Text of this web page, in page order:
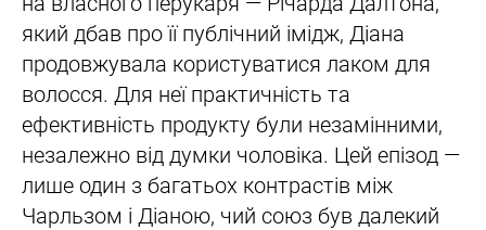
який дбав про її публічний імідж, Діана
продовжувала користуватися лаком для
волосся. Для неї практичність та
ефективність продукту були незамінними,
незалежно від думки чоловіка. Цей епізод —
лише один з багатьох контрастів між
Чарльзом і Діаною, чий союз був далекий